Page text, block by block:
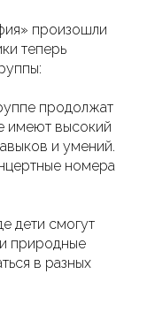
произошли
теперь
продолжат
имеют высокий
и умений.
номера
дети смогут
природные
в разных